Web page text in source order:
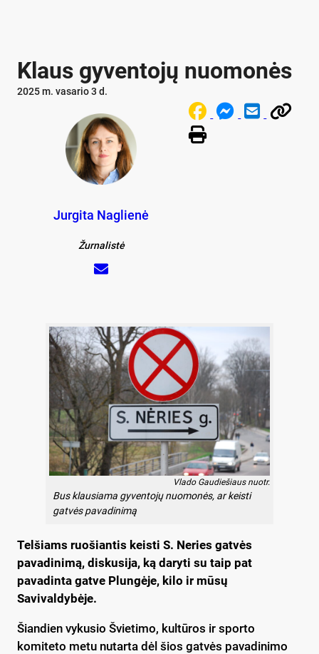
Klaus gyventojų nuomonės
2025 m. vasario 3 d.
Jurgita Naglienė
Žurnalistė
Vlado Gaudiešiaus nuotr.
Bus klausiama gyventojų nuomonės, ar keisti
gatvės pavadinimą
Telšiams ruošiantis keisti S. Neries gatvės
pavadinimą, diskusija, ką daryti su taip pat
pavadinta gatve Plungėje, kilo ir mūsų
Savivaldybėje.
Šiandien vykusio Švietimo, kultūros ir sporto
komiteto metu nutarta dėl šios gatvės pavadinimo